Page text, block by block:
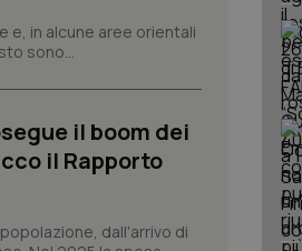
e, in alcune aree orientali
sono...
il boom dei
il Rapporto
dall'arrivo di
base quali la navigazione sulle pagine
senza questi cookie.